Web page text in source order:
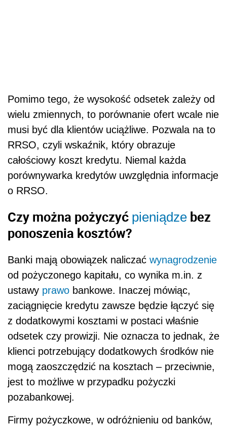
Pomimo tego, że wysokość odsetek zależy od
wielu zmiennych, to porównanie ofert wcale nie
musi być dla klientów uciążliwe. Pozwala na to
RRSO, czyli wskaźnik, który obrazuje
całościowy koszt kredytu. Niemal każda
porównywarka kredytów uwzględnia informacje
o RRSO.
Czy można pożyczyć pieniądze bez
ponoszenia kosztów?
Banki mają obowiązek naliczać wynagrodzenie
od pożyczonego kapitału, co wynika m.in. z
ustawy prawo bankowe. Inaczej mówiąc,
zaciągnięcie kredytu zawsze będzie łączyć się
z dodatkowymi kosztami w postaci właśnie
odsetek czy prowizji. Nie oznacza to jednak, że
klienci potrzebujący dodatkowych środków nie
mogą zaoszczędzić na kosztach – przeciwnie,
jest to możliwe w przypadku pożyczki
pozabankowej.
Firmy pożyczkowe, w odróżnieniu od banków,